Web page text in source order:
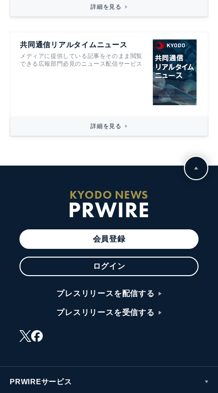
詳細を見る
共同通信リアルタイムニュース
メディアに提供している記事をそのまま閲覧
できる広報部門必見のニュース配信サービス
詳細を見る
KYODO NEWS
PRWIRE
会員登録
ログイン
プレスリリースを配信する
プレスリリースを受信する
PRWIREサービス